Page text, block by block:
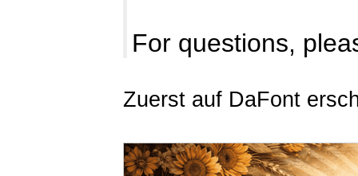
For questions,
Zuerst auf DaFont